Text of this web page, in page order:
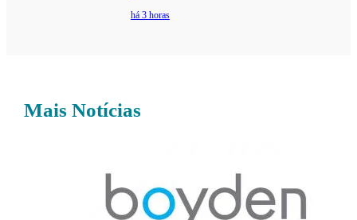
há 3 horas
Mais Notícias